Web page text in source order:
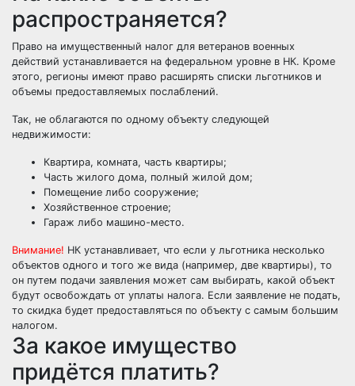
распространяется?
Право на имущественный налог для ветеранов военных
действий устанавливается на федеральном уровне в НК. Кроме
этого, регионы имеют право расширять списки льготников и
объемы предоставляемых послаблений.
Так, не облагаются по одному объекту следующей
недвижимости:
Квартира, комната, часть квартиры;
Часть жилого дома, полный жилой дом;
Помещение либо сооружение;
Хозяйственное строение;
Гараж либо машино-место.
Внимание! НК устанавливает, что если у льготника несколько
объектов одного и того же вида (например, две квартиры), то
он путем подачи заявления может сам выбирать, какой объект
будут освобождать от уплаты налога. Если заявление не подать,
то скидка будет предоставляться по объекту с самым большим
налогом.
За какое имущество
придётся платить?